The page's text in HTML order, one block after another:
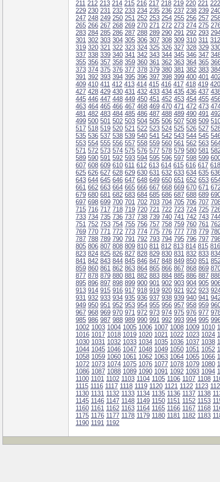
211 212 213 214 215 216 217 218 219 220 221 222
229 230 231 232 233 234 235 236 237 238 239
247 248 249 250 251 252 253 254 255 256 257
265 266 267 268 269 270 271 272 273 274 275
283 284 285 286 287 288 289 290 291 292 293
301 302 303 304 305 306 307 308 309 310 311 312
319 320 321 322 323 324 325 326 327 328 329
337 338 339 340 341 342 343 344 345 346 347
355 356 357 358 359 360 361 362 363 364 365
373 374 375 376 377 378 379 380 381 382 383
391 392 393 394 395 396 397 398 399 400 401
409 410 411 412 413 414 415 416 417 418 419 420
427 428 429 430 431 432 433 434 435 436 437
445 446 447 448 449 450 451 452 453 454 455
463 464 465 466 467 468 469 470 471 472 473
481 482 483 484 485 486 487 488 489 490 491
499 500 501 502 503 504 505 506 507 508 509
517 518 519 520 521 522 523 524 525 526 527
535 536 537 538 539 540 541 542 543 544 545
553 554 555 556 557 558 559 560 561 562 563
571 572 573 574 575 576 577 578 579 580 581
589 590 591 592 593 594 595 596 597 598 599
607 608 609 610 611 612 613 614 615 616 617 618
625 626 627 628 629 630 631 632 633 634 635
643 644 645 646 647 648 649 650 651 652 653
661 662 663 664 665 666 667 668 669 670 671
679 680 681 682 683 684 685 686 687 688 689
697 698 699 700 701 702 703 704 705 706 707
715 716 717 718 719 720 721 722 723 724 725
733 734 735 736 737 738 739 740 741 742 743
751 752 753 754 755 756 757 758 759 760 761
769 770 771 772 773 774 775 776 777 778 779
787 788 789 790 791 792 793 794 795 796 797
805 806 807 808 809 810 811 812 813 814 815 816
823 824 825 826 827 828 829 830 831 832 833
841 842 843 844 845 846 847 848 849 850 851
859 860 861 862 863 864 865 866 867 868 869
877 878 879 880 881 882 883 884 885 886 887
895 896 897 898 899 900 901 902 903 904 905
913 914 915 916 917 918 919 920 921 922 923
931 932 933 934 935 936 937 938 939 940 941
949 950 951 952 953 954 955 956 957 958 959
967 968 969 970 971 972 973 974 975 976 977
985 986 987 988 989 990 991 992 993 994 995
1002 1003 1004 1005 1006 1007 1008 1009 1010
1016 1017 1018 1019 1020 1021 1022 1023 1024
1030 1031 1032 1033 1034 1035 1036 1037 1038
1044 1045 1046 1047 1048 1049 1050 1051 1052
1058 1059 1060 1061 1062 1063 1064 1065 1066
1072 1073 1074 1075 1076 1077 1078 1079 1080
1086 1087 1088 1089 1090 1091 1092 1093 1094
1100 1101 1102 1103 1104 1105 1106 1107 1108
1115 1116 1117 1118 1119 1120 1121 1122 1123
1130 1131 1132 1133 1134 1135 1136 1137 1138
1145 1146 1147 1148 1149 1150 1151 1152 1153
1160 1161 1162 1163 1164 1165 1166 1167 1168
1175 1176 1177 1178 1179 1180 1181 1182 1183
1190 1191 1192